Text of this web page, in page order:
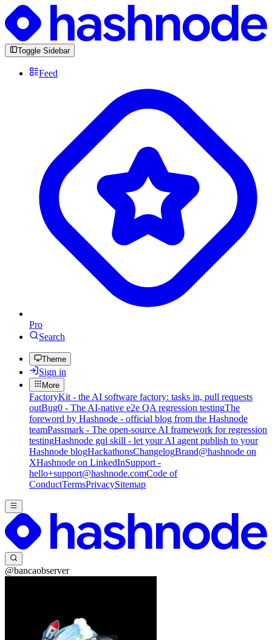
Toggle Sidebar
Feed
Pro
Search
Theme
Sign in
More
FactoryKit - the AI software factory: tasks in, pull requests
outBug0 - The AI-native e2e QA regression testingThe
foreword by Hashnode - official blog from the Hashnode
teamPassmark - The open-source AI framework for regression
testingHashnode gql skill - let your AI agent publish to your
Hashnode blogHackathonsChangelogBrand@hashnode on
XHashnode on LinkedInSupport -
hello+support@hashnode.comCode of
ConductTermsPrivacySitemap
@bancaobserver